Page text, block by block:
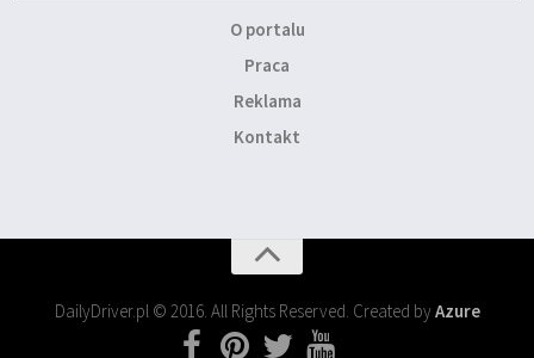
O portalu
Praca
Reklama
Kontakt
DailyDriver.pl © 2016. All Rights Reserved. Created byAzure